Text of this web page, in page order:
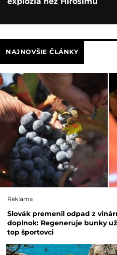
NAJNOVŠIE ČLÁNKY
Reklama
Slovák premenil odpad z
doplnok: Regeneruje bunky
top športovci